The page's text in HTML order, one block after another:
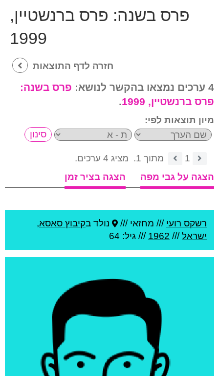
פרס בשנה: פרס ברנשטיין,
1999
חזרה לדף התוצאות
4 ערכים נמצאו בהקשר לנושא:
פרס בשנה:
פרס ברנשטיין, 1999
.
מיון תוצאות לפי:
1 מתוך 1.
מציג 4 ערכים.
הצגה על גבי מפה
הצגה בציר זמן
רשקס רועי /// מחזאי /// נולד בקיבוץ סאסא,
ישראל///
1962 /// גיל: 64